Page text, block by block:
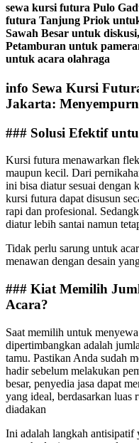
sewa kursi futura Pulo
futura Tanjung Priok
Sawah Besar untuk
Petamburan untuk
untuk acara olahraga
info Sewa Kursi
Jakarta:
### Solusi Efektif
Kursi futura menawarkan
maupun kecil. Dari
ini bisa diatur sesuai dengan
kursi futura dapat disusun
rapi dan profesional.
diatur lebih santai namun
Tidak perlu sarung untuk
menawan dengan desain
### Kiat Memilih
Acara?
Saat memilih untuk
dipertimbangkan adalah
tamu. Pastikan Anda sudah
hadir sebelum melakukan
besar, penyedia jasa dapat
yang ideal, berdasarkan luas
diadakan
Ini adalah langkah antisipatif